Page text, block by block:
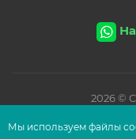
2026©
Мы используем файлы